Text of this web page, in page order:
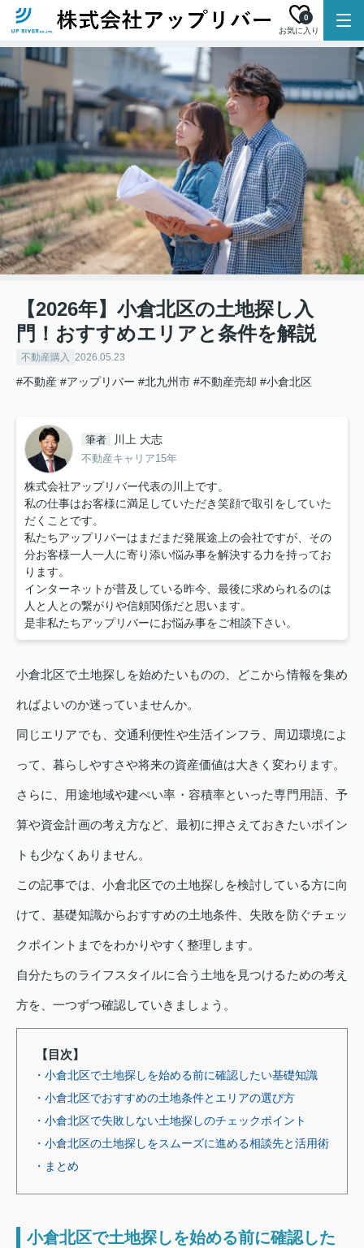
お気に入り
0
【2026年】小倉北区の土地探し入
門！おすすめエリアと条件を解説
不動産購入 2026.05.23
#不動産 #アップリバー #北九州市 #不動産売却 #小倉北区
筆者 川上 大志
不動産キャリア15年
株式会社アップリバー代表の川上です。
私の仕事はお客様に満足していただき笑顔で取引をしていた
だくことです。
私たちアップリバーはまだまだ発展途上の会社ですが、その
分お客様一人一人に寄り添い悩み事を解決する力を持ってお
ります。
インターネットが普及している昨今、最後に求められるのは
人と人との繋がりや信頼関係だと思います。
是非私たちアップリバーにお悩み事をご相談下さい。
小倉北区で土地探しを始めたいものの、どこから情報を集め
ればよいのか迷っていませんか。
同じエリアでも、交通利便性や生活インフラ、周辺環境によ
って、暮らしやすさや将来の資産価値は大きく変わります。
さらに、用途地域や建ぺい率・容積率といった専門用語、予
算や資金計画の考え方など、最初に押さえておきたいポイン
トも少なくありません。
この記事では、小倉北区での土地探しを検討している方に向
けて、基礎知識からおすすめの土地条件、失敗を防ぐチェッ
クポイントまでをわかりやすく整理します。
自分たちのライフスタイルに合う土地を見つけるための考え
方を、一つずつ確認していきましょう。
【目次】
・小倉北区で土地探しを始める前に確認したい基礎知識
・小倉北区でおすすめの土地条件とエリアの選び方
・小倉北区で失敗しない土地探しのチェックポイント
・小倉北区の土地探しをスムーズに進める相談先と活用術
・まとめ
小倉北区で土地探しを始める前に確認した